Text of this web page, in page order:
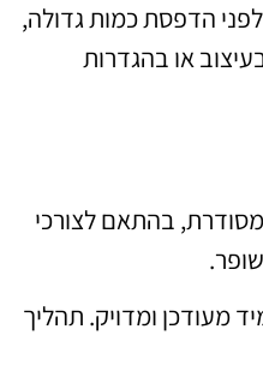
הדפסת כמות גדולה,
או בהגדרות
בהתאם לצורכי
מעודכן ומדויק. תהליך